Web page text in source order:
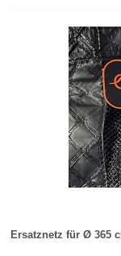
Ersatznetz für Ø 365